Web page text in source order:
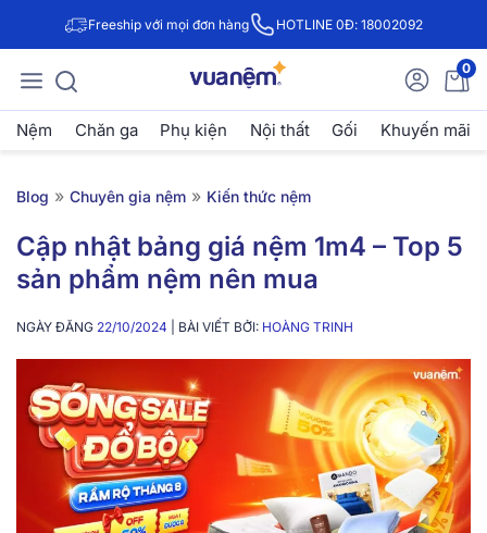
Freeship với mọi đơn hàng HOTLINE 0Đ: 18002092
0
Nệm Chăn ga Phụ kiện Nội thất Gối Khuyến mãi
Blog » Chuyên gia nệm » Kiến thức nệm
Cập nhật bảng giá nệm 1m4 – Top 5
sản phẩm nệm nên mua
NGÀY ĐĂNG 22/10/2024 | BÀI VIẾT BỞI: HOÀNG TRINH